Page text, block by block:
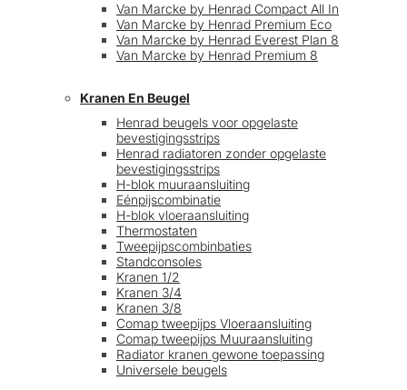
Van Marcke by Henrad Compact All In
Van Marcke by Henrad Premium Eco
Van Marcke by Henrad Everest Plan 8
Van Marcke by Henrad Premium 8
Kranen En Beugel
Henrad beugels voor opgelaste
bevestigingsstrips
Henrad radiatoren zonder opgelaste
bevestigingsstrips
H-blok muuraansluiting
Eénpijscombinatie
H-blok vloeraansluiting
Thermostaten
Tweepijpscombinbaties
Standconsoles
Kranen 1/2
Kranen 3/4
Kranen 3/8
Comap tweepijps Vloeraansluiting
Comap tweepijps Muuraansluiting
Radiator kranen gewone toepassing
Universele beugels